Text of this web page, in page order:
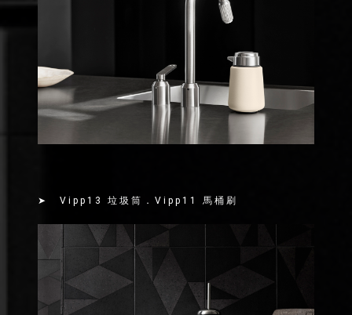
➤ Vipp13 垃圾筒．Vipp11 馬桶刷